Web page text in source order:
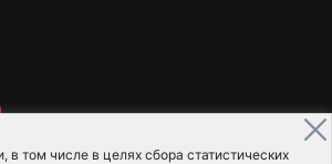
в том числе в целях сбора статистических